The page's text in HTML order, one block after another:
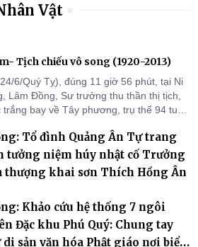
Vật
Tịch chiếu vô song (1920-2013)
6/Quý Tỵ), đúng 11 giờ 56 phút, tại Ni
Lâm Đồng, Sư trưởng thu thần thị tịch,
bay về Tây phương, trụ thế 94 tuổi
Tổ đình Quảng Ân Tự trang
tưởng niệm húy nhật cố Trưởng
thượng khai sơn Thích Hồng Ân
Khảo cứu hệ thống 7 ngôi
Đặc khu Phú Quý: Chung tay
sản văn hóa Phật giáo nơi biển